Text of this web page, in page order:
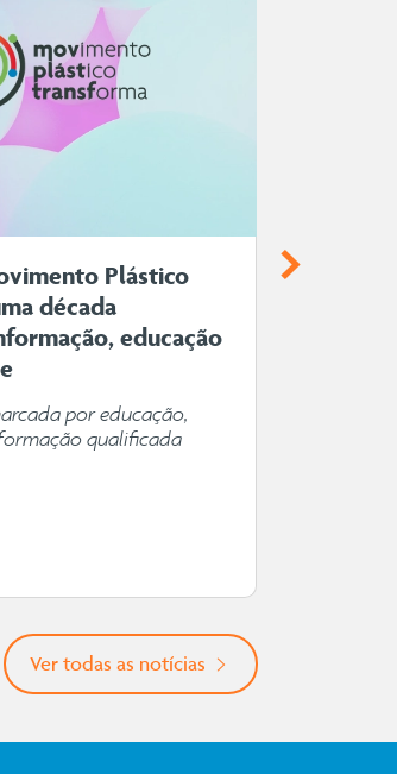
Plástico
década
educação
por educação,
qualificada
Ver todas as notícias